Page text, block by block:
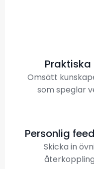
Omsätt
som speglar
Personlig
Skicka in